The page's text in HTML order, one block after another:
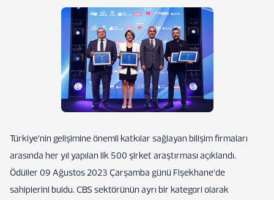
Türkiye’nin gelişimine önemli katkılar sağlayan bilişim firmaları
arasında her yıl yapılan ilk 500 şirket araştırması açıklandı.
Ödüller 09 Ağustos 2023 Çarşamba günü Fişekhane’de
sahiplerini buldu. CBS sektörünün ayrı bir kategori olarak